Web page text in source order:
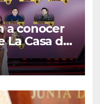
a conocer
La Casa de
2026 en